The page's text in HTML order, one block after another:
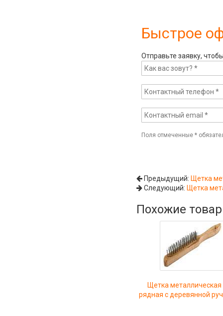
Быстрое
Отправьте заявку,
Поля отмеченные*
Предыдущий: Щетка
Следующий: Щетка
Похожие
Щетка металлическая
рядная с деревянной